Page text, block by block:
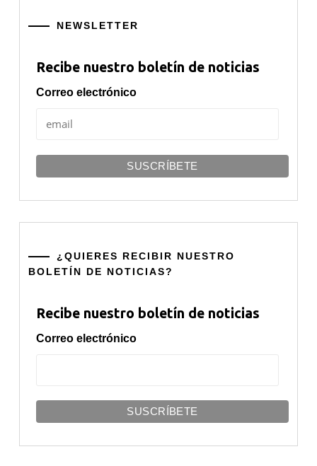
NEWSLETTER
Recibe nuestro boletín de noticias
Correo electrónico
¿QUIERES RECIBIR NUESTRO
BOLETÍN DE NOTICIAS?
Recibe nuestro boletín de noticias
Correo electrónico